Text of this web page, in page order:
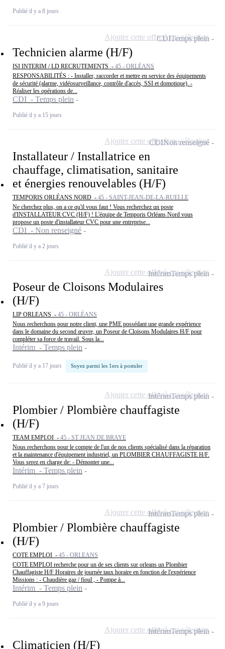
Publié il y a 8 jours
Technicien alarme (H/F)
ISI INTERIM / LD RECRUTEMENTS - 45 - ORLÉANS
RESPONSABILITÉS : - Installer, raccorder et mettre en service des équipements
de sécurité (alarme, vidéosurveillance, contrôle d'accès, SSI et domotique). -
Réaliser les opérations de...
CDI - Temps plein
Publié il y a 15 jours
CDITemps plein
Ajouter cette offre à ma sélection
Installateur / Installatrice en
chauffage, climatisation, sanitaire
et énergies renouvelables (H/F)
TEMPORIS ORLÉANS NORD - 45 - SAINT-JEAN-DE-LA-RUELLE
Ne cherchez plus, on a ce qu'il vous faut ! Vous recherchez un poste
d'INSTALLATEUR CVC (H/F) ! L'équipe de Temporis Orléans Nord vous
propose un poste d'installateur CVC pour une entreprise...
CDI - Non renseigné
Publié il y a 2 jours
CDINon renseigné
Ajouter cette offre à ma sélection
Poseur de Cloisons Modulaires
(H/F)
LIP ORLEANS - 45 - ORLÉANS
Nous recherchons pour notre client, une PME possédant une grande expérience
dans le domaine du second œuvre, un Poseur de Cloisons Modulaires H/F pour
compléter sa force de travail. Sous la...
Intérim - Temps plein
Publié il y a 17 jours Soyez parmi les 1ers à postuler
IntérimTemps plein
Ajouter cette offre à ma sélection
Plombier / Plombière chauffagiste
(H/F)
TEAM EMPLOI - 45 - ST JEAN DE BRAYE
Nous recherchons pour le compte de l'un de nos clients spécialisé dans la réparation
et la maintenance d'équipement industriel, un PLOMBIER CHAUFFAGISTE H/F.
Vous serez en charge de: - Démonter une...
Intérim - Temps plein
Publié il y a 7 jours
IntérimTemps plein
Ajouter cette offre à ma sélection
Plombier / Plombière chauffagiste
(H/F)
COTE EMPLOI - 45 - ORLEANS
COTE EMPLOI recherche pour un de ses clients sur orleans un Plombier
Chauffagiste H/F Horaires de journée taux horaire en fonction de l'expérience
Missions : - Chaudière gaz / fioul , - Pompe à...
Intérim - Temps plein
Publié il y a 9 jours
IntérimTemps plein
Ajouter cette offre à ma sélection
Climaticien (H/F)
IntérimTemps plein
Ajouter cette offre à ma sélection